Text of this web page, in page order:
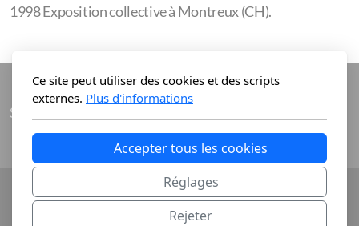
1998 Exposition collective à Montreux (CH).
Stella Schouwey-Sanginés
Copyright, tous droits réservés Stella Schouwey-
Sanginés
Ce site peut utiliser des cookies et des scripts
externes. Plus d'informations
Accepter tous les cookies
Réglages
Rejeter